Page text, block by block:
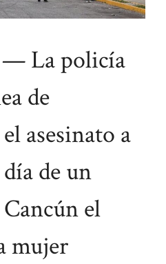
— La policía
de
asesinato a
de un
el
mujer